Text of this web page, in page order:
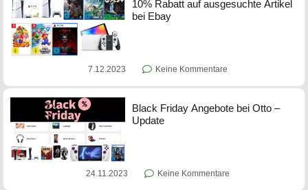
10% Rabatt auf ausgesuchte Artikel
bei Ebay
7.12.2023 Keine Kommentare
Black Friday Angebote bei Otto –
Update
24.11.2023 Keine Kommentare